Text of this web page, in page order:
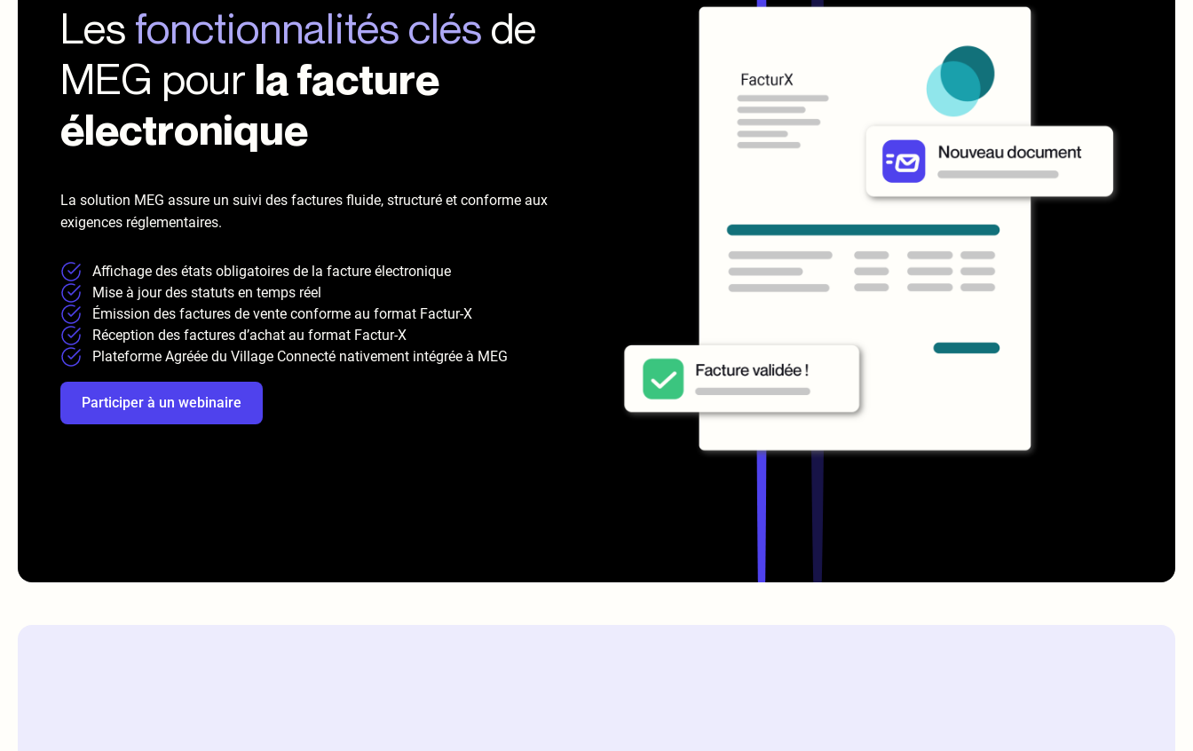
Les fonctionnalités clés de
MEG pour la facture
électronique
La solution MEG assure un suivi des factures fluide, structuré et conforme aux
exigences réglementaires.
Affichage des états obligatoires de la facture électronique
Mise à jour des statuts en temps réel
Émission des factures de vente conforme au format Factur-X
Réception des factures d’achat au format Factur-X
Plateforme Agréée du Village Connecté nativement intégrée à MEG
Participer à un webinaire